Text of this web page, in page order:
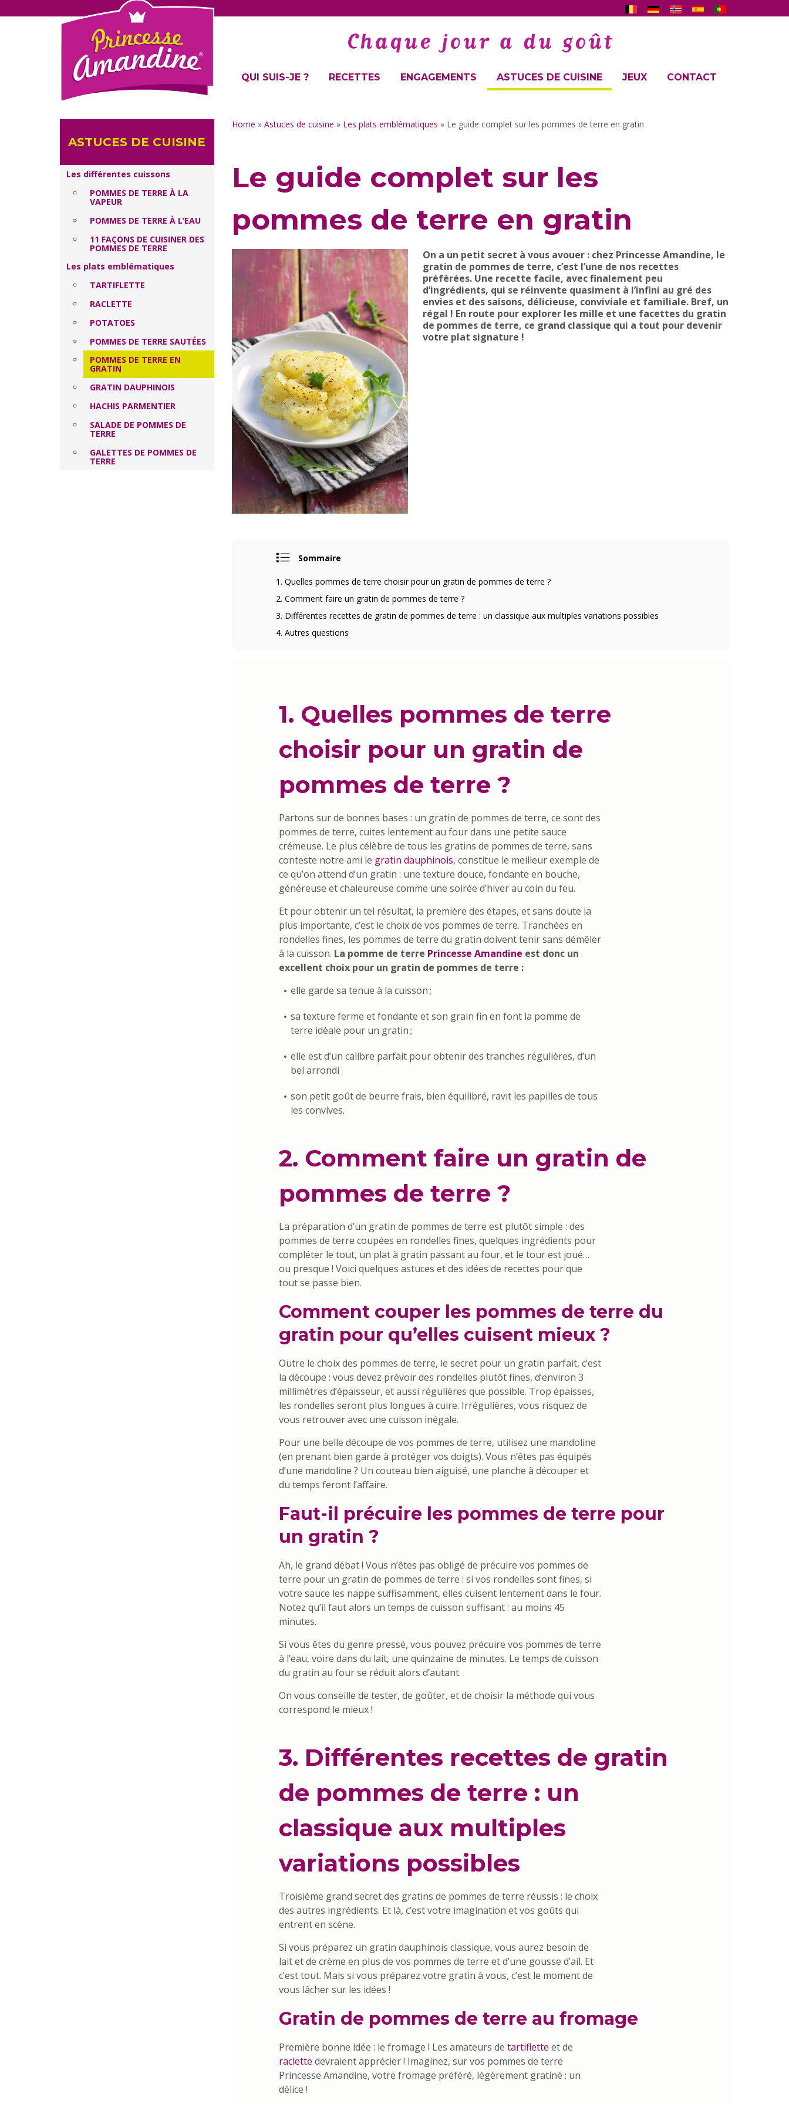
QUI SUIS-JE ? RECETTES ENGAGEMENTS ASTUCES DE CUISINE JEUX CONTACT
Home » Astuces de cuisine » Les plats emblématiques » Le guide complet sur les pommes de terre en gratin
Le guide complet sur les
pommes de terre en gratin
On a un petit secret à vous avouer : chez Princesse Amandine, le
gratin de pommes de terre, c’est l’une de nos recettes
préférées. Une recette facile, avec finalement peu
d’ingrédients, qui se réinvente quasiment à l’infini au gré des
envies et des saisons, délicieuse, conviviale et familiale. Bref, un
régal ! En route pour explorer les mille et une facettes du gratin
de pommes de terre, ce grand classique qui a tout pour devenir
votre plat signature !
Sommaire
1. Quelles pommes de terre choisir pour un gratin de pommes de terre ?
2. Comment faire un gratin de pommes de terre ?
3. Différentes recettes de gratin de pommes de terre : un classique aux multiples variations possibles
4. Autres questions
1. Quelles pommes de terre
choisir pour un gratin de
pommes de terre ?
Partons sur de bonnes bases : un gratin de pommes de terre, ce sont des
pommes de terre, cuites lentement au four dans une petite sauce
crémeuse. Le plus célèbre de tous les gratins de pommes de terre, sans
conteste notre ami le gratin dauphinois, constitue le meilleur exemple de
ce qu’on attend d’un gratin : une texture douce, fondante en bouche,
généreuse et chaleureuse comme une soirée d’hiver au coin du feu.
Et pour obtenir un tel résultat, la première des étapes, et sans doute la
plus importante, c’est le choix de vos pommes de terre. Tranchées en
rondelles fines, les pommes de terre du gratin doivent tenir sans démêler
à la cuisson. La pomme de terre Princesse Amandine est donc un
excellent choix pour un gratin de pommes de terre :
elle garde sa tenue à la cuisson ;
sa texture ferme et fondante et son grain fin en font la pomme de
terre idéale pour un gratin ;
elle est d’un calibre parfait pour obtenir des tranches régulières, d’un
bel arrondi
son petit goût de beurre frais, bien équilibré, ravit les papilles de tous
les convives.
2. Comment faire un gratin de
pommes de terre ?
La préparation d’un gratin de pommes de terre est plutôt simple : des
pommes de terre coupées en rondelles fines, quelques ingrédients pour
compléter le tout, un plat à gratin passant au four, et le tour est joué…
ou presque ! Voici quelques astuces et des idées de recettes pour que
tout se passe bien.
Comment couper les pommes de terre du
gratin pour qu’elles cuisent mieux ?
Outre le choix des pommes de terre, le secret pour un gratin parfait, c’est
la découpe : vous devez prévoir des rondelles plutôt fines, d’environ 3
millimètres d’épaisseur, et aussi régulières que possible. Trop épaisses,
les rondelles seront plus longues à cuire. Irrégulières, vous risquez de
vous retrouver avec une cuisson inégale.
Pour une belle découpe de vos pommes de terre, utilisez une mandoline
(en prenant bien garde à protéger vos doigts). Vous n’êtes pas équipés
d’une mandoline ? Un couteau bien aiguisé, une planche à découper et
du temps feront l’affaire.
Faut-il précuire les pommes de terre pour
un gratin ?
Ah, le grand débat ! Vous n’êtes pas obligé de précuire vos pommes de
terre pour un gratin de pommes de terre : si vos rondelles sont fines, si
votre sauce les nappe suffisamment, elles cuisent lentement dans le four.
Notez qu’il faut alors un temps de cuisson suffisant : au moins 45
minutes.
Si vous êtes du genre pressé, vous pouvez précuire vos pommes de terre
à l’eau, voire dans du lait, une quinzaine de minutes. Le temps de cuisson
du gratin au four se réduit alors d’autant.
On vous conseille de tester, de goûter, et de choisir la méthode qui vous
correspond le mieux !
3. Différentes recettes de gratin
de pommes de terre : un
classique aux multiples
variations possibles
Troisième grand secret des gratins de pommes de terre réussis : le choix
des autres ingrédients. Et là, c’est votre imagination et vos goûts qui
entrent en scène.
Si vous préparez un gratin dauphinois classique, vous aurez besoin de
lait et de crème en plus de vos pommes de terre et d’une gousse d’ail. Et
c’est tout. Mais si vous préparez votre gratin à vous, c’est le moment de
vous lâcher sur les idées !
Gratin de pommes de terre au fromage
Première bonne idée : le fromage ! Les amateurs de tartiflette et de
raclette devraient apprécier ! Imaginez, sur vos pommes de terre
Princesse Amandine, votre fromage préféré, légèrement gratiné : un
délice !
ASTUCES DE CUISINE
Les différentes cuissons
POMMES DE TERRE À LA
VAPEUR
POMMES DE TERRE À L’EAU
11 FAÇONS DE CUISINER DES
POMMES DE TERRE
Les plats emblématiques
TARTIFLETTE
RACLETTE
POTATOES
POMMES DE TERRE SAUTÉES
POMMES DE TERRE EN
GRATIN
GRATIN DAUPHINOIS
HACHIS PARMENTIER
SALADE DE POMMES DE
TERRE
GALETTES DE POMMES DE
TERRE